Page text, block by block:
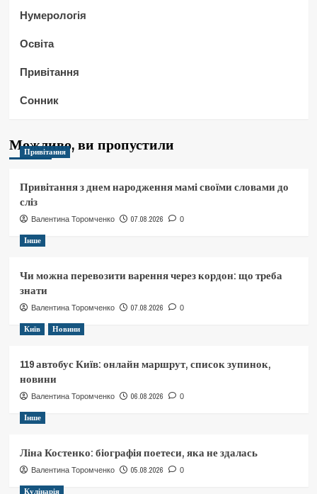
Нумерологія
Освіта
Привітання
Сонник
Можливо, ви пропустили
Привітання
Привітання з днем народження мамі своїми словами до
сліз
Валентина Торомченко 07.08.2026 0
Інше
Чи можна перевозити варення через кордон: що треба
знати
Валентина Торомченко 07.08.2026 0
Київ Новини
119 автобус Київ: онлайн маршрут, список зупинок,
новини
Валентина Торомченко 06.08.2026 0
Інше
Ліна Костенко: біографія поетеси, яка не здалась
Валентина Торомченко 05.08.2026 0
Кулінарія